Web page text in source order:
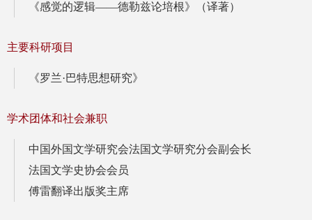
《感觉的逻辑——德勒兹论培根》（译著）
主要科研项目
《罗兰·巴特思想研究》
学术团体和社会兼职
中国外国文学研究会法国文学研究分会副会长
法国文学史协会会员
傅雷翻译出版奖主席